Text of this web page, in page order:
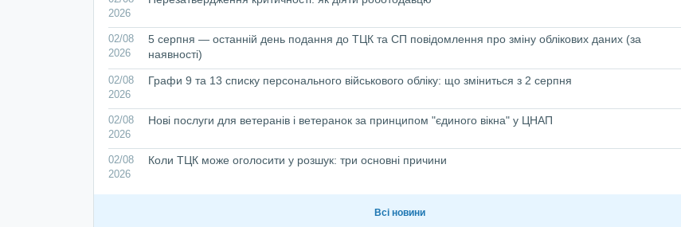
2026
02/08
2026
5 серпня — останній день подання до ТЦК та СП повідомлення про зміну облікових даних (за
наявності)
02/08
2026
Графи 9 та 13 списку персонального військового обліку: що зміниться з 2 серпня
02/08
2026
Нові послуги для ветеранів і ветеранок за принципом "єдиного вікна" у ЦНАП
02/08
2026
Коли ТЦК може оголосити у розшук: три основні причини
Всі новини